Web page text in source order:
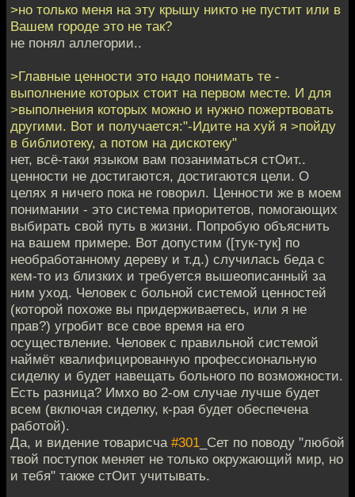
>но только меня на эту крышу никто не пустит или в
Вашем городе это не так?
не понял аллегории..
>Главные ценности это надо понимать те -
выполнение которых стоит на первом месте. И для
>выполнения которых можно и нужно пожертвовать
другими. Вот и получается:"-Идите на хуй я >пойду
в библиотеку, а потом на дискотеку"
нет, всё-таки языком вам позаниматься стОит..
ценности не достигаются, достигаются цели. О
целях я ничего пока не говорил. Ценности же в моем
понимании - это система приоритетов, помогающих
выбирать свой путь в жизни. Попробую объяснить
на вашем примере. Вот допустим ([тук-тук] по
необработанному дереву и т.д.) случилась беда с
кем-то из близких и требуется вышеописанный за
ним уход. Человек с больной системой ценностей
(которой похоже вы придерживаетесь, или я не
прав?) угробит все свое время на его
осуществление. Человек с правильной системой
наймёт квалифицированную профессиональную
сиделку и будет навещать больного по возможности.
Есть разница? Имхо во 2-ом случае лучше будет
всем (включая сиделку, к-рая будет обеспечена
работой).
Да, и видение товарисча #301 _Сет по поводу "любой
твой поступок меняет не только окружающий мир, но
и тебя" также стОит учитывать.